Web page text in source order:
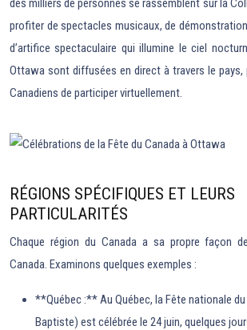
des milliers de personnes se rassemblent sur la
profiter de spectacles musicaux, de
d’artifice spectaculaire qui illumine le ciel
Ottawa sont diffusées en direct à travers le
Canadiens de participer virtuellement.
RÉGIONS SPÉCIFIQUES ET LEURS
PARTICULARITÉS
Chaque région du Canada a sa propre façon
Canada. Examinons quelques exemples :
**Québec :** Au Québec, la Fête nationale
Baptiste) est célébrée le 24 juin, quelques